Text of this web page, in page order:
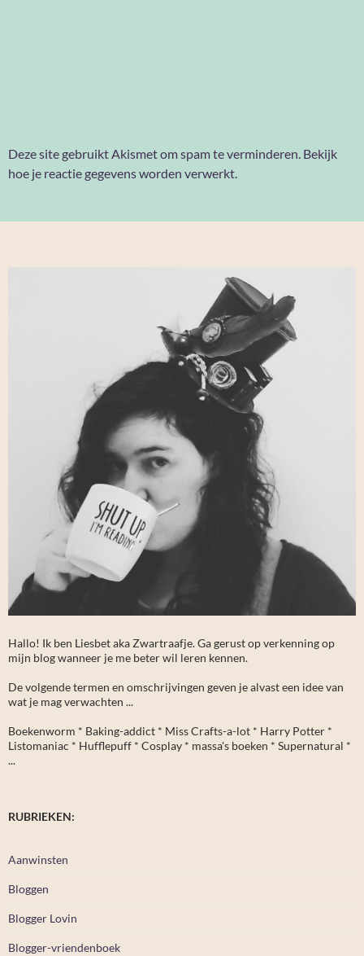
Deze site gebruikt Akismet om spam te verminderen. Bekijk
hoe je reactie gegevens worden verwerkt
Hallo! Ik ben Liesbet aka Zwartraafje. Ga gerust op verkenning op
mijn blog wanneer je me beter wil leren kennen.
De volgende termen en omschrijvingen geven je alvast een idee van
wat je mag verwachten ...
Boekenworm * Baking-addict * Miss Crafts-a-lot * Harry Potter *
Listomaniac * Hufflepuff * Cosplay * massa's boeken * Supernatural *
...
RUBRIEKEN:
Aanwinsten
Bloggen
Blogger Lovin
Blogger-vriendenboek